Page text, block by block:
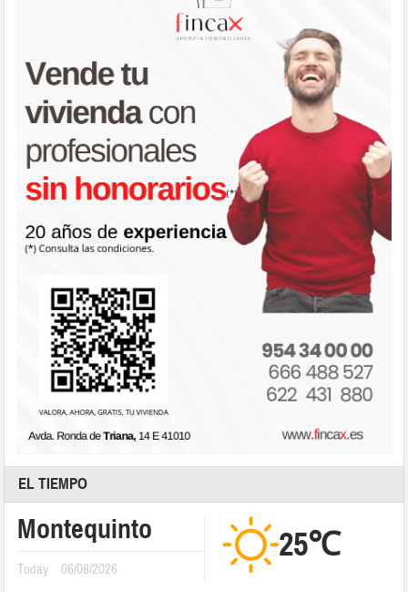
EL TIEMPO
Montequinto
Today 06/08/2026
25℃